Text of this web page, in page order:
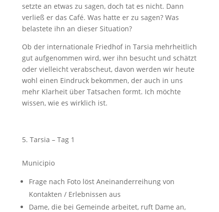
setzte an etwas zu sagen, doch tat es nicht. Dann
verließ er das Café. Was hatte er zu sagen? Was
belastete ihn an dieser Situation?
Ob der internationale Friedhof in Tarsia mehrheitlich
gut aufgenommen wird, wer ihn besucht und schätzt
oder vielleicht verabscheut, davon werden wir heute
wohl einen Eindruck bekommen, der auch in uns
mehr Klarheit über Tatsachen formt. Ich möchte
wissen, wie es wirklich ist.
Tarsia – Tag 1
Municipio
Frage nach Foto löst Aneinanderreihung von
Kontakten / Erlebnissen aus
Dame, die bei Gemeinde arbeitet, ruft Dame an,